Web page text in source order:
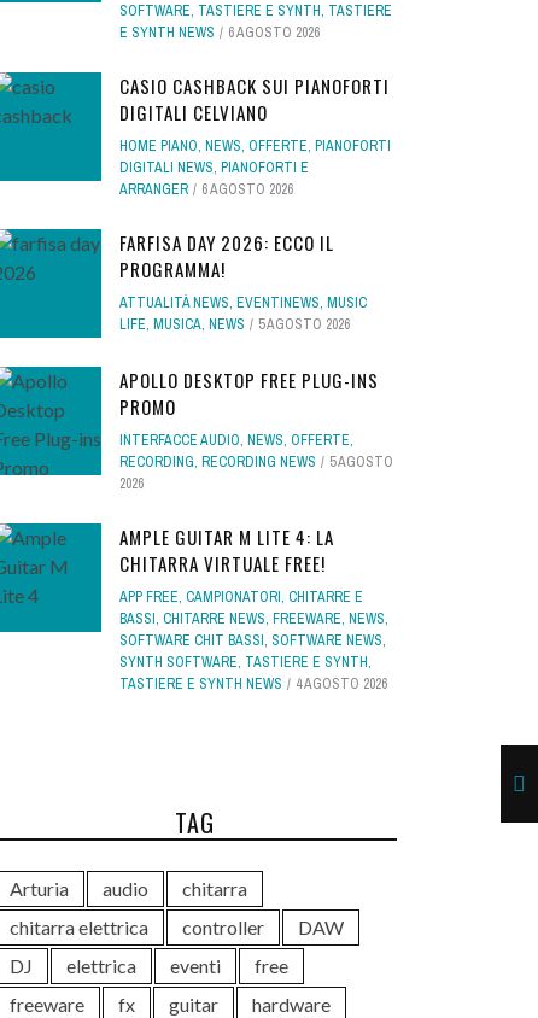
SOFTWARE, TASTIERE E SYNTH, TASTIERE
E SYNTH NEWS
6 AGOSTO 2026
CASIO CASHBACK SUI PIANOFORTI
DIGITALI CELVIANO
HOME PIANO, NEWS, OFFERTE, PIANOFORTI
DIGITALI NEWS, PIANOFORTI E
ARRANGER
6 AGOSTO 2026
FARFISA DAY 2026: ECCO IL
PROGRAMMA!
ATTUALITÀ NEWS, EVENTINEWS, MUSIC
LIFE, MUSICA, NEWS 5 AGOSTO 2026
APOLLO DESKTOP FREE PLUG-INS
PROMO
INTERFACCE AUDIO, NEWS, OFFERTE,
RECORDING, RECORDING NEWS
5 AGOSTO
2026
AMPLE GUITAR M LITE 4: LA
CHITARRA VIRTUALE FREE!
APP FREE, CAMPIONATORI, CHITARRE E
BASSI, CHITARRE NEWS, FREEWARE, NEWS,
SOFTWARE CHIT BASSI, SOFTWARE NEWS,
SYNTH SOFTWARE, TASTIERE E SYNTH,
TASTIERE E SYNTH NEWS
4 AGOSTO 2026
TAG
Arturia audio
chitarra
chitarra elettrica
controller
DAW
DJ
elettrica eventi
free
freeware
fx guitar
hardware